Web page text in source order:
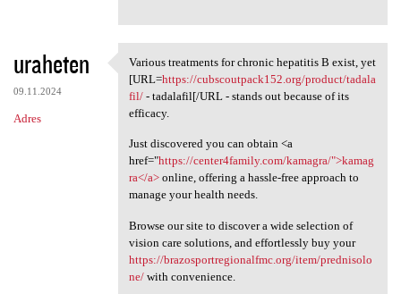
uraheten
09.11.2024
Adres
Various treatments for
Various treatments for chronic hepatitis B exist, yet
[URL=https://cubscoutpack152.org/product/tadala
fil/- tadalafil[/URL - stands out because of its
efficacy.
Just discovered you can obtain <a
href="https://center4family.com/kamagra/">kamag
ra</a>online, offering a hassle-free approach to
manage your health needs.
Browse our site to discover a wide selection of
vision care solutions, and effortlessly buy your
https://brazosportregionalfmc.org/item/prednisolo
ne/with convenience.